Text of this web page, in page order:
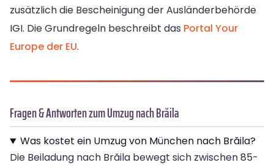
zusätzlich die Bescheinigung der Ausländerbehörde
IGI. Die Grundregeln beschreibt das Portal Your
Europe der EU.
Fragen & Antworten zum Umzug nach Brăila
Was kostet ein Umzug von München nach Brăila?
Die Beiladung nach Brăila bewegt sich zwischen 85-